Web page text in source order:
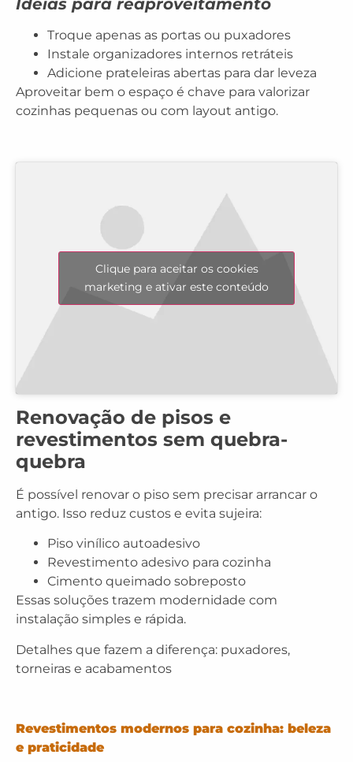
Ideias para reaproveitamento
Troque apenas as portas ou puxadores
Instale organizadores internos retráteis
Adicione prateleiras abertas para dar leveza
Aproveitar bem o espaço é chave para valorizar
cozinhas pequenas ou com layout antigo.
Clique para aceitar os cookies
marketing e ativar este conteúdo
Renovação de pisos e
revestimentos sem quebra-
quebra
É possível renovar o piso sem precisar arrancar o
antigo. Isso reduz custos e evita sujeira:
Piso vinílico autoadesivo
Revestimento adesivo para cozinha
Cimento queimado sobreposto
Essas soluções trazem modernidade com
instalação simples e rápida.
Detalhes que fazem a diferença: puxadores,
torneiras e acabamentos
Revestimentos modernos para cozinha: beleza
e praticidade